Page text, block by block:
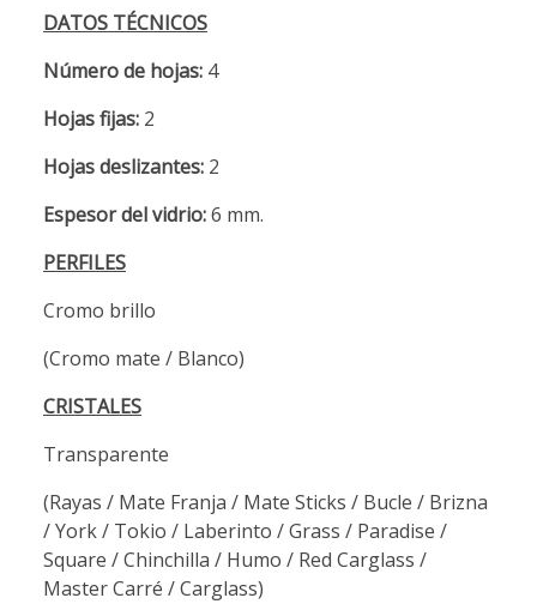
DATOS TÉCNICOS
Número de hojas: 4
Hojas fijas: 2
Hojas deslizantes: 2
Espesor del vidrio:6 mm.
PERFILES
Cromo brillo
(Cromo mate / Blanco)
CRISTALES
Transparente
(Rayas / Mate Franja / Mate Sticks / Bucle / Brizna
/ York / Tokio / Laberinto / Grass / Paradise /
Square / Chinchilla / Humo / Red Carglass /
Master Carré / Carglass)